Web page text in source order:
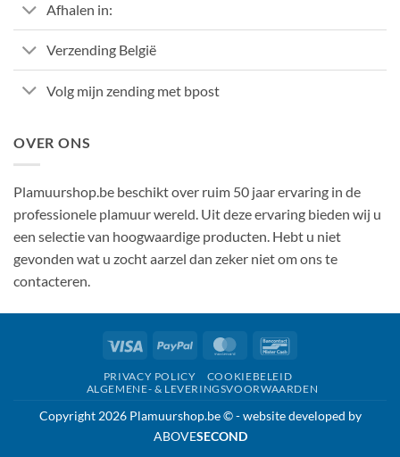
Afhalen in:
Verzending België
Volg mijn zending met bpost
OVER ONS
Plamuurshop.be beschikt over ruim 50 jaar ervaring in de
professionele plamuur wereld. Uit deze ervaring bieden wij u
een selectie van hoogwaardige producten. Hebt u niet
gevonden wat u zocht aarzel dan zeker niet om ons te
contacteren.
Visa PayPal MasterCard
PRIVACY POLICY
COOKIEBELEID
ALGEMENE- & LEVERINGSVOORWAARDEN
Copyright 2026 Plamuurshop.be © - website developed by
ABOVESECOND